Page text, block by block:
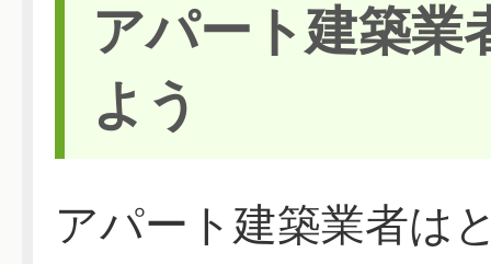
アパート建築業
よう
アパート建築業者は